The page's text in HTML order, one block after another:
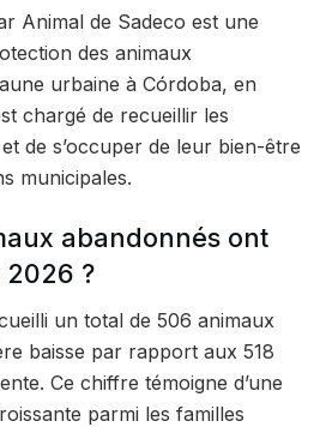
Animal de Sadeco est une
des animaux
urbaine à Córdoba, en
chargé de recueillir les
de s’occuper de leur bien-être
municipales.
abandonnés ont
2026 ?
un total de 506 animaux
baisse par rapport aux 518
Ce chiffre témoigne d’une
parmi les familles